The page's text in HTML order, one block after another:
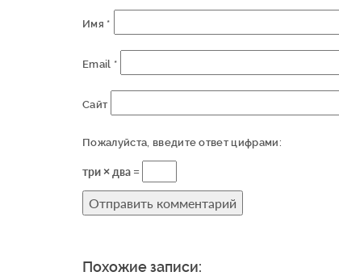
Имя *
Email *
Сайт
Пожалуйста, введите ответ цифрами:
три × два =
Похожие записи: